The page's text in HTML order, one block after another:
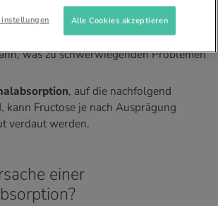
ist eine angeborene
bei der keinerlei Fruchtzucker
was zu schwerwiegenden Problemen
, auf die nachfolgend
kann Fructose je nach Ausprägung
verdaut werden.
einer
Alle Cookies akzeptieren